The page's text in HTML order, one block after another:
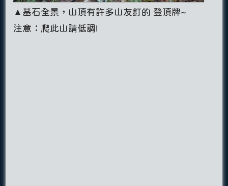
▲基石全景，山頂有許多山友釘的 登頂牌~
注意：爬此山請低調!